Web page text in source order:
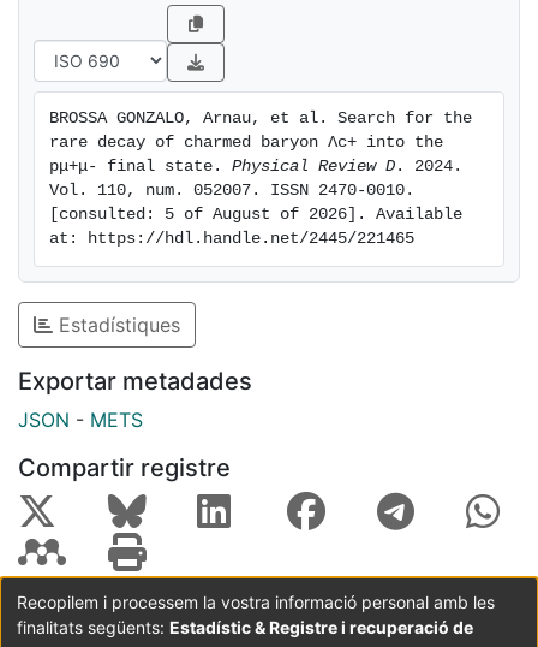
BROSSA GONZALO, Arnau, et al. Search for the
rare decay of charmed baryon Λc+ into the
pμ+μ- final state. Physical Review D . 2024.
Vol. 110, num. 052007. ISSN 2470-0010.
[consulted: 5 of August of 2026]. Available
at: https://hdl.handle.net/2445/221465
Estadístiques
Exportar metadades
JSON - METS
Compartir registre
Coordinació:CRAI UB Avís legal
Metadades
Recopilem i processem la vostra informació personal amb les
finalitats següents: Estadístic & Registre i recuperació de